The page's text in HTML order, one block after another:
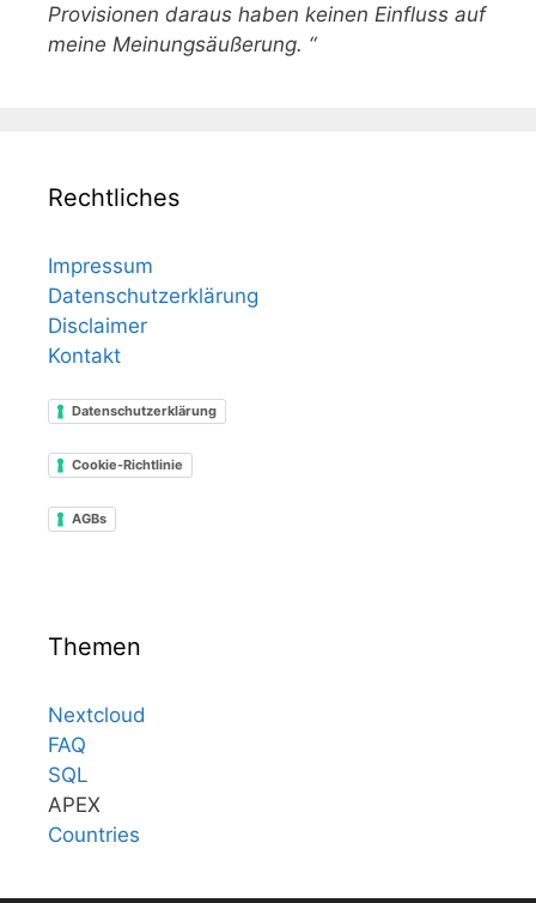
Provisionen daraus haben keinen Einfluss auf
meine Meinungsäußerung. “
Rechtliches
Impressum
Datenschutzerklärung
Disclaimer
Kontakt
Datenschutzerklärung
Cookie-Richtlinie
AGBs
Themen
Nextcloud
FAQ
SQL
APEX
Countries